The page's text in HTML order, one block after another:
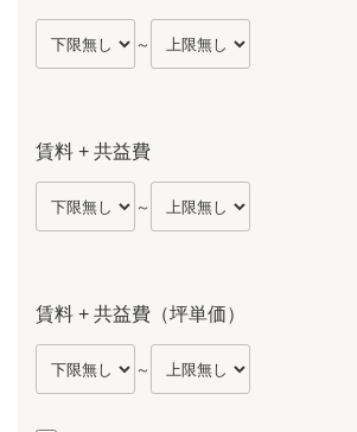
～
賃料 + 共益費
～
賃料 + 共益費（坪単価）
～